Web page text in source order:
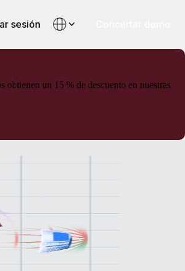
sesión
obtienen un 15 % de descuento en nuestras